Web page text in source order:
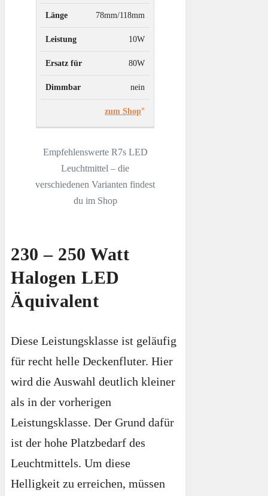
78mm/118mm
10W
80W
nein
zum Shop
Empfehlenswerte R7s LED
Leuchtmittel – die
verschiedenen Varianten findest
du im Shop
230 – 250 Watt
Halogen LED
Äquivalent
Diese Leistungsklasse ist geläufig
für recht helle Deckenfluter. Hier
wird die Auswahl deutlich kleiner
als in der vorherigen
Leistungsklasse. Der Grund dafür
ist der hohe Platzbedarf des
Leuchtmittels. Um diese
Helligkeit zu erreichen, müssen